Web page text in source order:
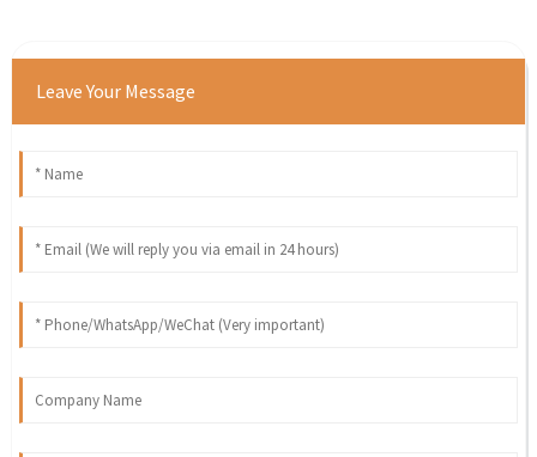
Leave Your Message